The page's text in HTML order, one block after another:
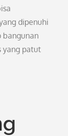
dipenuhi
bangunan
yang patut